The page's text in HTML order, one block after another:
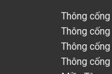
Thông
Thông
Thông
Thông